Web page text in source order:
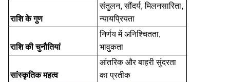
राशि के गुण
संतुलन, सौंदर्य, मिलनसारिता,
न्यायप्रियता
राशि की चुनौतियां
निर्णय में अनिश्चितता,
भावुकता
सांस्कृतिक महत्व
आंतरिक और बाहरी सुंदरता
का प्रतीक